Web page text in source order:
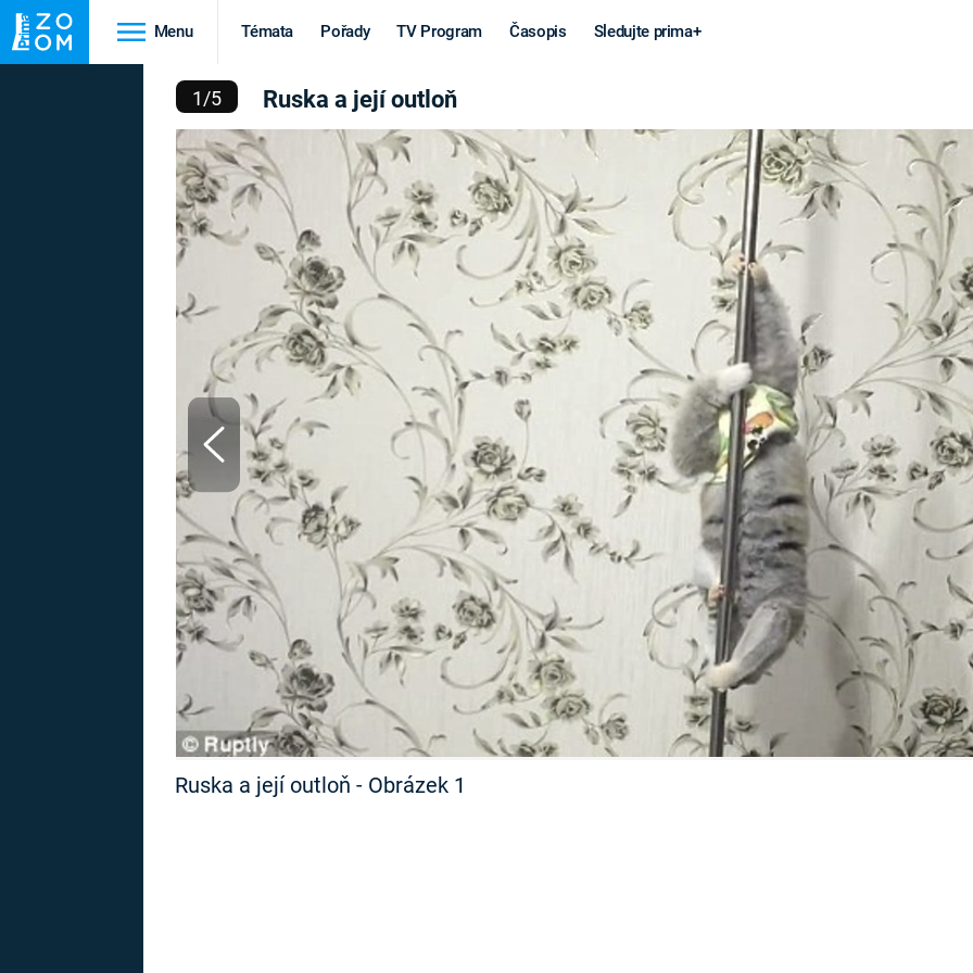
Menu Témata Pořady TV Program Časopis Sledujte prima+
HRADY A ZÁMKY
HEDVÁBNÁ STEZKA
Historie
VIKINGOVÉ
EPIDEMIE A
PANDEMIE
STAROVĚKÝ EGYPT
Věda a
technika
KORONAVIRUS
MARS
Války
STUDENÁ
VÁLKA VE
VIETNAMU
VÁLEČNÉ
SERIÁLY
světová válka
PRVNÍ SVĚTOVÁ
Výročí
MARIE TEREZIE
NAPOLEON
BONAPARTE
BRITSKÁ
KRÁLOVSKÁ
RODINA
Záhady a
konspirace
MIMOZEMŠŤANÉ
UTAJENÉ PŘÍBĚHY
ČESKÝCH DĚJIN
ALTERNATIVNÍ
FILMY
REALITA
HORORY
REALITA
OPTICKÉ
KLAMY
A JEJÍ OUTLOŇ
1/5 Ruska a její outloň
Ruska a její outloň - Obrázek 1